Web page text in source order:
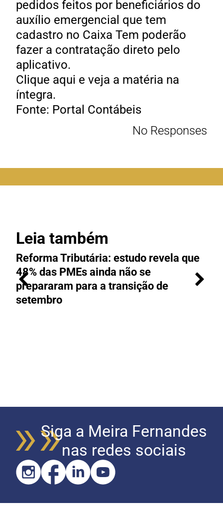
pedidos feitos por beneficiários do
auxílio emergencial que tem
cadastro no Caixa Tem poderão
fazer a contratação direto pelo
aplicativo.
Clique aqui e veja a matéria na
íntegra.
Fonte: Portal Contábeis
No Responses
Leia também
Reforma Tributária: estudo revela que
48% das PMEs ainda não se
prepararam para a transição de
setembro
Siga a Meira Fernandes
nas redes sociais